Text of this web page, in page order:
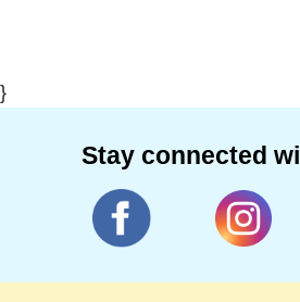
}
Stay connected